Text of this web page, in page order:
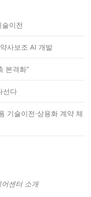
이전
사보조 AI 개발
본격화”
선다
기술이전·상용화 계약 체
센터 소개